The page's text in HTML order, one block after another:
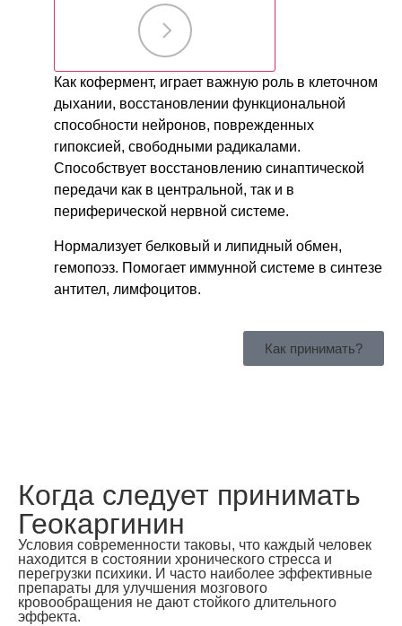
Как кофермент, играет важную роль в клеточном
дыхании, восстановлении функциональной
способности нейронов, поврежденных
гипоксией, свободными радикалами.
Способствует восстановлению синаптической
передачи как в центральной, так и в
периферической нервной системе.
Нормализует белковый и липидный обмен,
гемопоэз. Помогает иммунной системе в синтезе
антител, лимфоцитов.
Как принимать?
Когда следует принимать
Геокаргинин
Условия современности таковы, что каждый человек
находится в состоянии хронического стресса и
перегрузки психики. И часто наиболее эффективные
препараты для улучшения мозгового
кровообращения не дают стойкого длительного
эффекта.